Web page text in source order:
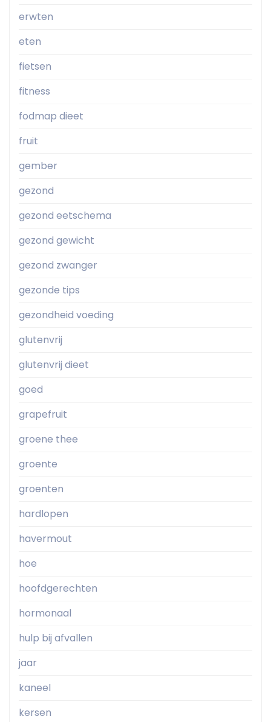
erwten
eten
fietsen
fitness
fodmap dieet
fruit
gember
gezond
gezond eetschema
gezond gewicht
gezond zwanger
gezonde tips
gezondheid voeding
glutenvrij
glutenvrij dieet
goed
grapefruit
groene thee
groente
groenten
hardlopen
havermout
hoe
hoofdgerechten
hormonaal
hulp bij afvallen
jaar
kaneel
kersen